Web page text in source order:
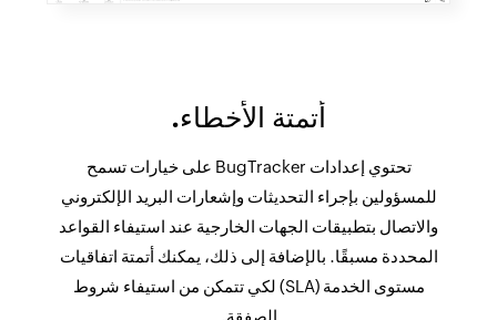
أتمتة الأخطاء.
تحتوي إعدادات BugTracker على خيارات تسمح
للمسؤولين بإجراء التحديثات وإشعارات البريد الإلكتروني
والاتصال بتطبيقات الجهات الخارجية عند استيفاء القواعد
المحددة مسبقًا. بالإضافة إلى ذلك، يمكنك أتمتة اتفاقيات
مستوى الخدمة (SLA) لكي تتمكن من استيفاء شروط
الصفقة.